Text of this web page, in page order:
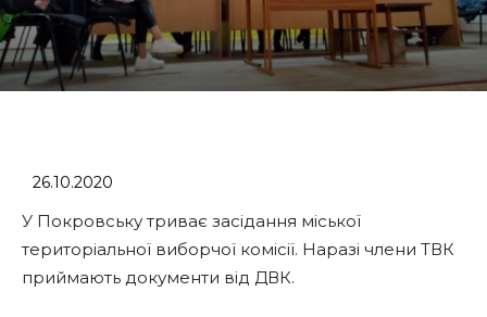
26.10.2020
У Покровську триває засідання міської
територіальної виборчої комісії. Наразі члени ТВК
приймають документи від ДВК.